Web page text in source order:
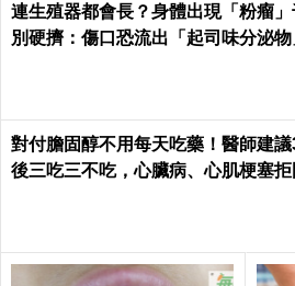
連生殖器都會長？身體出現「粉瘤
別硬擠：傷口恐流出「起司味分泌物
對付膽固醇不用每天吃藥！醫師建
後三吃三不吃，心臟病、心肌梗塞拒